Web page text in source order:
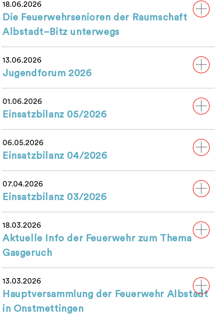
18.06.2026
Die Feuerwehrsenioren der Raumschaft
Albstadt–Bitz unterwegs
13.06.2026
Jugendforum 2026
01.06.2026
Einsatzbilanz 05/2026
06.05.2026
Einsatzbilanz 04/2026
07.04.2026
Einsatzbilanz 03/2026
18.03.2026
Aktuelle Info der Feuerwehr zum Thema
Gasgeruch
13.03.2026
Hauptversammlung der Feuerwehr Albstadt
in Onstmettingen